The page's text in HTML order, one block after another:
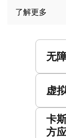
了解更多
无
虚
卡
方